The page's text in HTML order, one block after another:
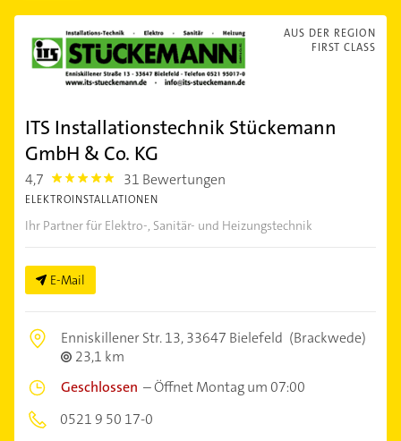
AUS DER REGION
FIRST CLASS
ITS Installationstechnik Stückemann
GmbH & Co. KG
4,7 4.7000003 31 Bewertungen
ELEKTROINSTALLATIONEN
Ihr Partner für Elektro-, Sanitär- und Heizungstechnik
E-Mail
Enniskillener Str. 13,33647 Bielefeld (Brackwede)
23,1 km
Geschlossen –Öffnet Montag um 07:00
0521 9 50 17-0